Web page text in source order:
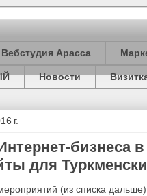
Вебстудия Арасса
Новости
г.
бизнеса
для
(из списка